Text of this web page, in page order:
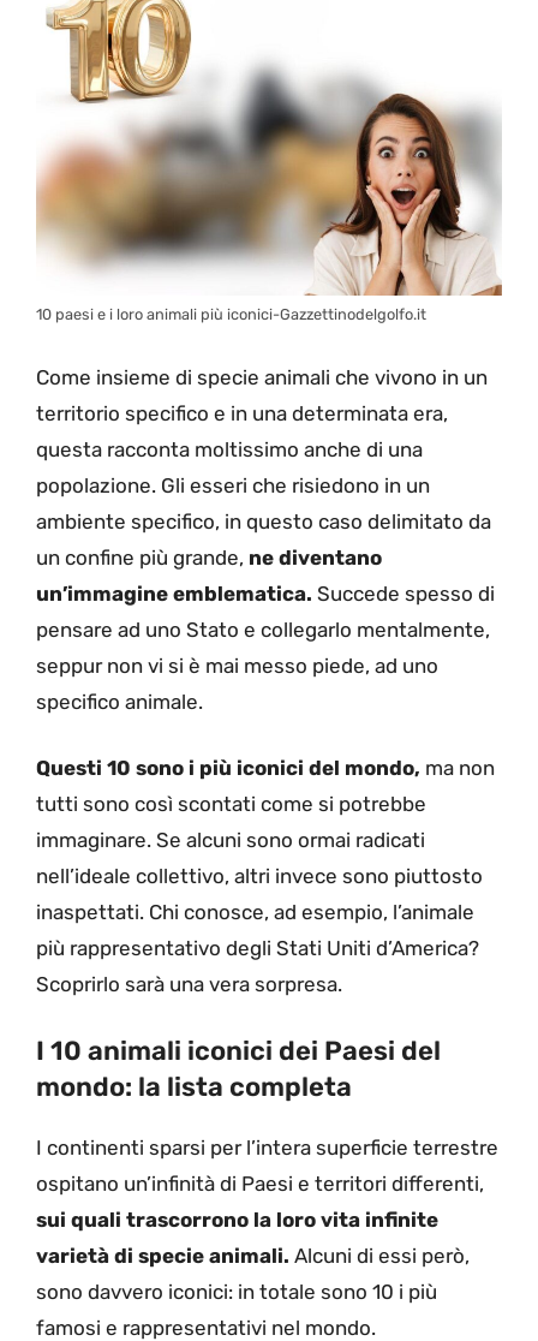
10 paesi e i loro animali più iconici-Gazzettinodelgolfo.it
Come insieme di specie animali che vivono in un
territorio specifico e in una determinata era,
questa racconta moltissimo anche di una
popolazione. Gli esseri che risiedono in un
ambiente specifico, in questo caso delimitato da
un confine più grande, ne diventano
un’immagine emblematica. Succede spesso di
pensare ad uno Stato e collegarlo mentalmente,
seppur non vi si è mai messo piede, ad uno
specifico animale.
Questi 10 sono i più iconici del mondo, ma non
tutti sono così scontati come si potrebbe
immaginare. Se alcuni sono ormai radicati
nell’ideale collettivo, altri invece sono piuttosto
inaspettati. Chi conosce, ad esempio, l’animale
più rappresentativo degli Stati Uniti d’America?
Scoprirlo sarà una vera sorpresa.
I 10 animali iconici dei Paesi del
mondo: la lista completa
I continenti sparsi per l’intera superficie terrestre
ospitano un’infinità di Paesi e territori differenti,
sui quali trascorrono la loro vita infinite
varietà di specie animali. Alcuni di essi però,
sono davvero iconici: in totale sono 10 i più
famosi e rappresentativi nel mondo.